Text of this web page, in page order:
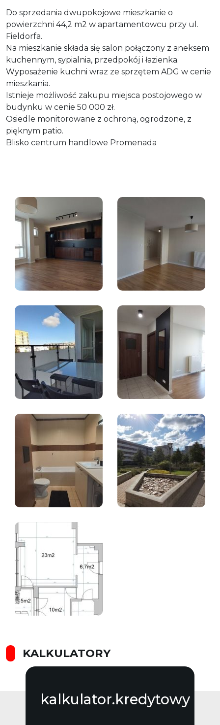
Do sprzedania dwupokojowe mieszkanie o
powierzchni 44,2 m2 w apartamentowcu przy ul.
Fieldorfa.
Na mieszkanie składa się salon połączony z aneksem
kuchennym, sypialnia, przedpokój i łazienka.
Wyposażenie kuchni wraz ze sprzętem ADG w cenie
mieszkania.
Istnieje możliwość zakupu miejsca postojowego w
budynku w cenie 50 000 zł.
Osiedle monitorowane z ochroną, ogrodzone, z
pięknym patio.
Blisko centrum handlowe Promenada
KALKULATORY
kalkulator.kredytowy